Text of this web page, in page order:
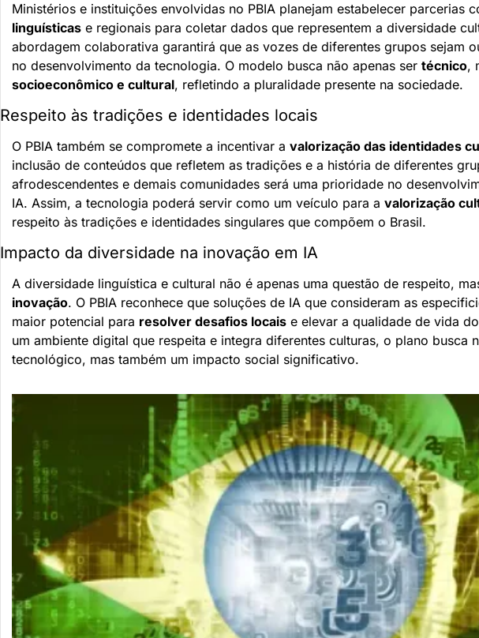
Ministérios e instituições envolvidas no PBIA planejam estabelecer parcerias
linguísticas e regionais para coletar dados que representem a diversidade
abordagem colaborativa garantirá que as vozes de diferentes grupos sejam
no desenvolvimento da tecnologia. O modelo busca não apenas ser técnico
socioeconômico e cultural, refletindo a pluralidade presente na sociedade.
Respeito às tradições e identidades locais
O PBIA também se compromete a incentivar a valorização das identidades
inclusão de conteúdos que refletem as tradições e a história de diferentes
afrodescendentes e demais comunidades será uma prioridade no
IA. Assim, a tecnologia poderá servir como um veículo para a valorização
respeito às tradições e identidades singulares que compõem o Brasil.
Impacto da diversidade na inovação em IA
A diversidade linguística e cultural não é apenas uma questão de respeito,
inovação. O PBIA reconhece que soluções de IA que consideram as
maior potencial para resolver desafios locais e elevar a qualidade de vida
um ambiente digital que respeita e integra diferentes culturas, o plano busca
tecnológico, mas também um impacto social significativo.